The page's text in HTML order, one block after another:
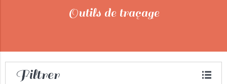
Outils de traçage
Filtrer